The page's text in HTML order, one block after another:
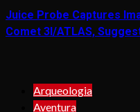
Juice Probe Captures
Comet 3I/ATLAS,
Arqueologia
Aventura